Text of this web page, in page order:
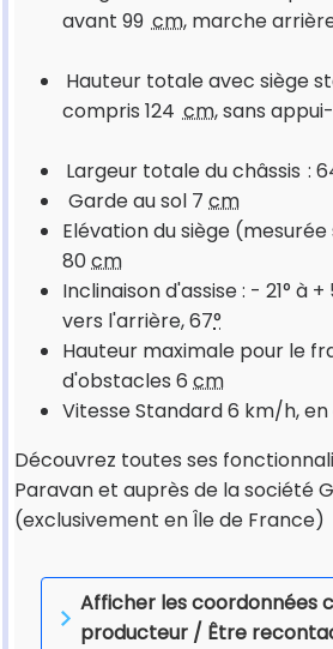
avant 99 cm, marche
Hauteur totale avec siège
compris 124 cm, sans
Largeur totale du châssis :
Garde au sol 7 cm
Elévation du siège (mesurée
80cm
Inclinaison d'assise : - 21° à +
vers l'arrière, 67°
Hauteur maximale pour le
d'obstacles 6 cm
Vitesse Standard 6 km/h, en
Découvrez toutes ses
Paravan et auprès de la société
(exclusivement en Île de France)
Afficher les coordonnées
producteur / Être